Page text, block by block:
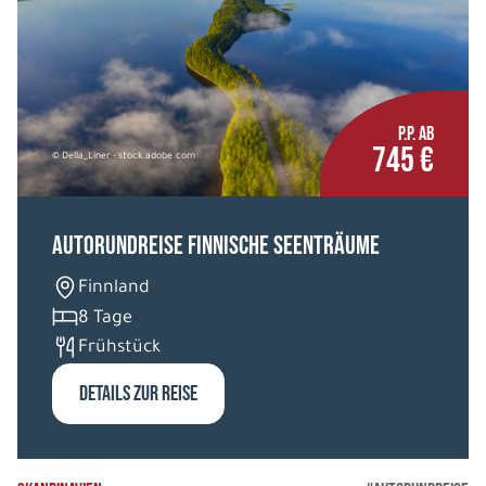
© Della_Liner - stock.adobe.com
P.P. AB
745 €
Autorundreise Finnische Seenträume
Finnland
8 Tage
Frühstück
DETAILS ZUR REISE